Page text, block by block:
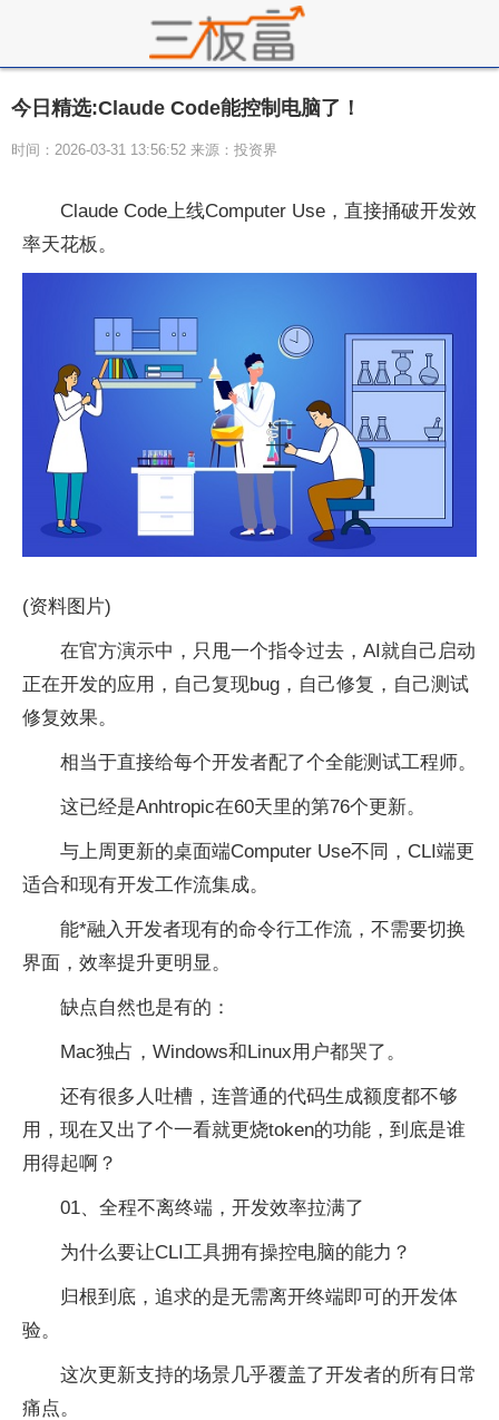
今日精选:Claude Code能控制电脑了！
时间：2026-03-31 13:56:52 来源：投资界
Claude Code上线Computer Use，直接捅破开发效
率天花板。
(资料图片)
在官方演示中，只甩一个指令过去，AI就自己启动
正在开发的应用，自己复现bug，自己修复，自己测试
修复效果。
相当于直接给每个开发者配了个全能测试工程师。
这已经是Anhtropic在60天里的第76个更新。
与上周更新的桌面端Computer Use不同，CLI端更
适合和现有开发工作流集成。
能*融入开发者现有的命令行工作流，不需要切换
界面，效率提升更明显。
缺点自然也是有的：
Mac独占，Windows和Linux用户都哭了。
还有很多人吐槽，连普通的代码生成额度都不够
用，现在又出了个一看就更烧token的功能，到底是谁
用得起啊？
01、全程不离终端，开发效率拉满了
为什么要让CLI工具拥有操控电脑的能力？
归根到底，追求的是无需离开终端即可的开发体
验。
这次更新支持的场景几乎覆盖了开发者的所有日常
痛点。